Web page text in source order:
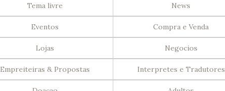
Tema livre News
Eventos Compra e Venda
Lojas Negocios
Empreiteiras & Propostas Interpretes e Tradutores